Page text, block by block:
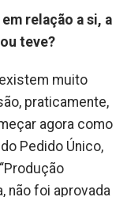
relação a si, a
teve?
muito
praticamente,
agora como
Pedido Único,
não foi aprovada